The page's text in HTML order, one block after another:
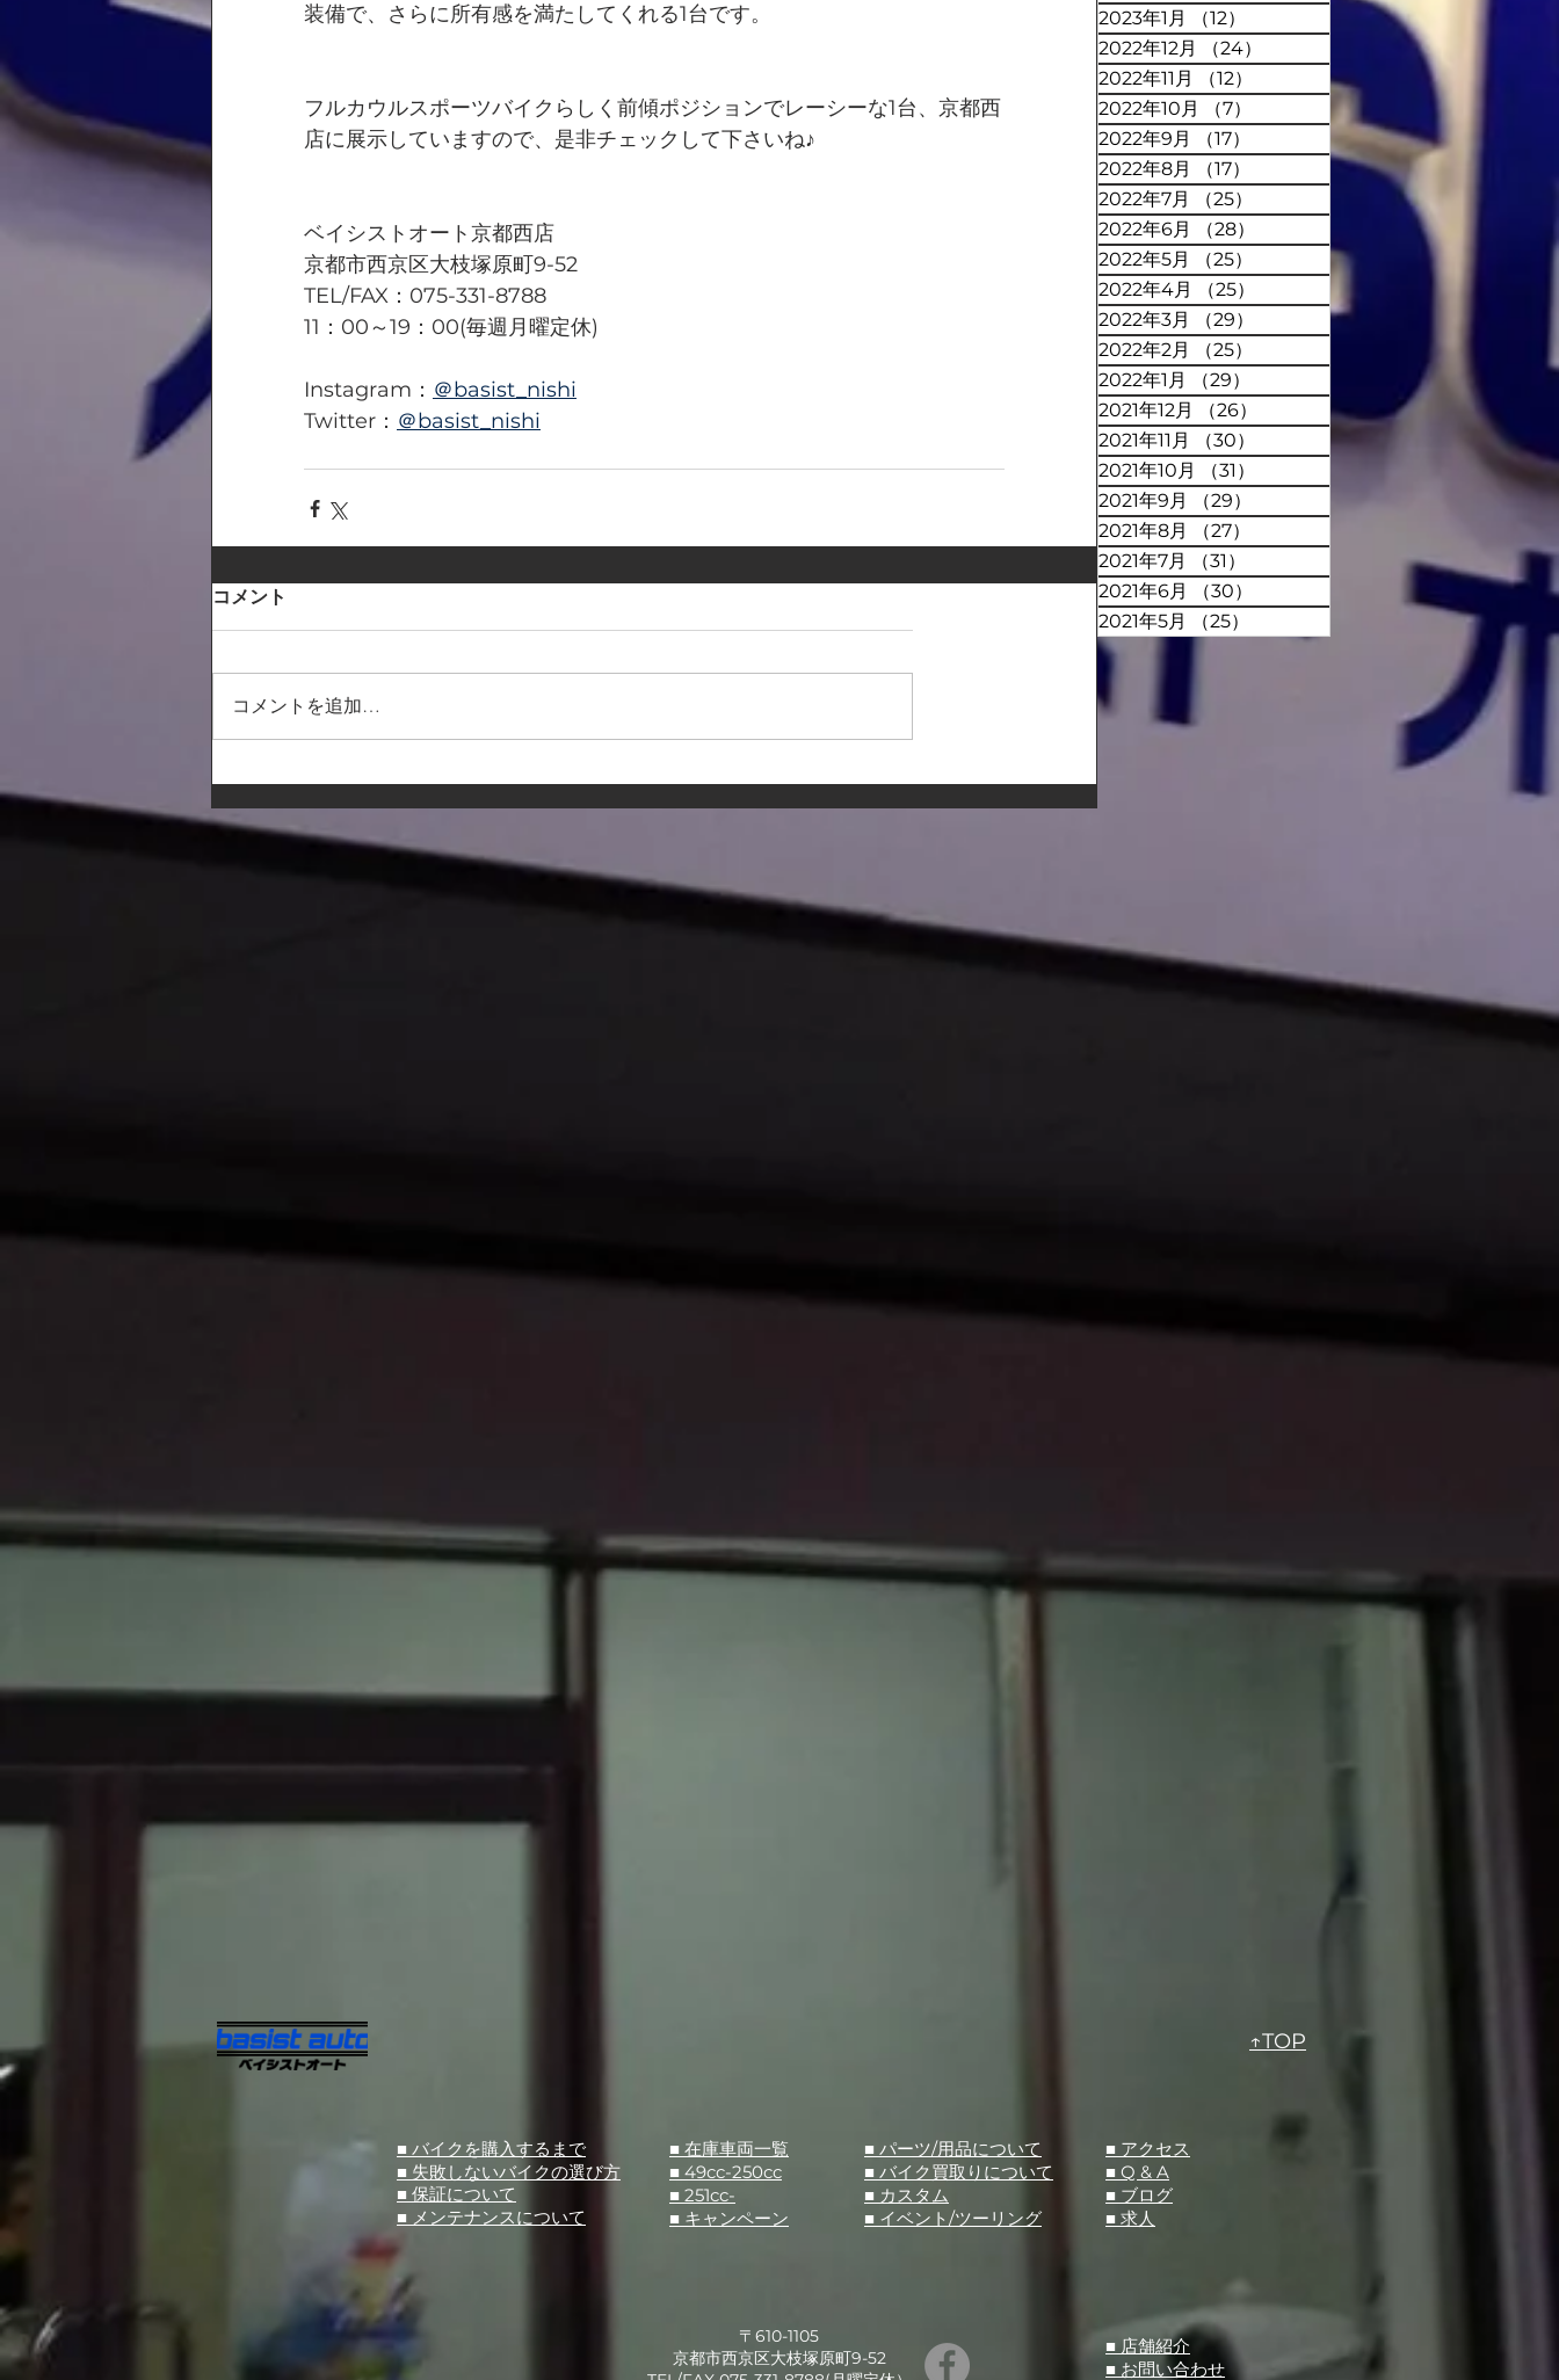
2023年1月
（12）
2022年12月
（24）
2022年11月
（12）
12件の記事
2022年10月
（7）
7件の記事
2022年9月
（17）
17件の記事
2022年8月
（17）
17件の記事
2022年7月
（25）
2022年6月
（28）
2022年5月
（25）
25件の記事
2022年4月
（25）
25件の記事
2022年3月
（29）
29件の記事
2022年2月
（25）
2022年1月
（29）
2021年12月
（26）
26件の記事
2021年11月
（30）
30件の記事
2021年10月
（31）
2021年9月
（29）
2021年8月
（27）
2021年7月
（31）
2021年6月
（30）
2021年5月
（25）
装備で、さらに所有感を満たしてくれる1台です。
フルカウルスポーツバイクらしく前傾ポジションでレーシーな1台、京都西
店に展示していますので、是非チェックして下さいね♪
ベイシストオート京都西店
京都市西京区大枝塚原町9-52
TEL/FAX：075-331-8788
11：00～19：00(毎週月曜定休)
Instagram： ＠basist_nishi
Twitter： ＠basist_nishi
コメント
コメントを追加…
■ バイクを購入するまで
■ 失敗しないバイクの選び方
■ 保証について
■ メンテナンスについて
■ 在庫車両一覧
■ 49cc-250cc
■ 251cc-
■ キャンペーン
■ パーツ/用品について
​■ バイク買取りについて
​■ カスタム
​■ イベント/ツーリング
〒610-1105
京都市西京区大枝塚原町9-52
↑TOP
​■ アクセス
■ Q & A
​■ ブログ
​■ 求人
​■ 店舗紹介
■ お問い合わせ